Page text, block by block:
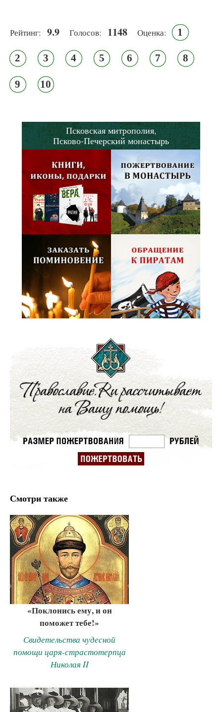
Рейтинг: 9.9 Голосов: 1148 Оценка: 1
2 3 4 5 6 7 8
9 10
Псковская митрополия,
Псково-Печерский монастырь
Смотри также
«Поклонись ему, и он
поможет тебе!»
Свидетельства чудесной
помощи царя-страстотерпца
Николая II